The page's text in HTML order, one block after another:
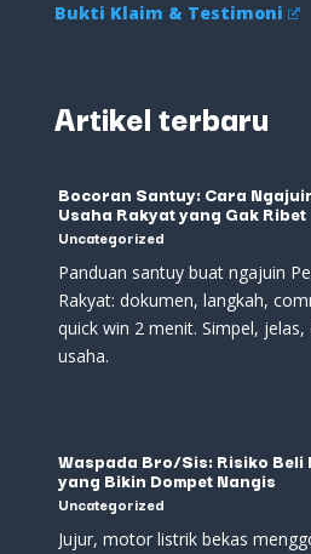
Bukti Klaim & Testimoni
Artikel terbaru
Bocoran Santuy: Cara
Usaha Rakyat yang Gak Ribet
Uncategorized
Panduan santuy buat ngajuin
Rakyat: dokumen, langkah,
quick win 2 menit. Simpel,
usaha.
Waspada Bro/Sis: Risiko
yang Bikin Dompet Nangis
Uncategorized
Jujur, motor listrik bekas